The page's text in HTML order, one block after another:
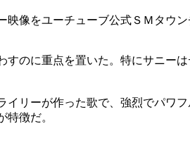
像をユーチューブ公式ＳＭタウン
のに重点を置いた。特にサニー
リーが作った歌で、強烈でパワ
徴だ。